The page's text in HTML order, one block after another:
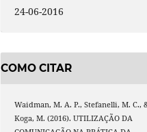
24-06-2016
COMO CITAR
Waidman, M. A. P., Stefanelli, M. C.,
Koga, M. (2016). UTILIZAÇÃO DA